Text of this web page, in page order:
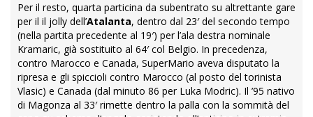
Per il resto, quarta particina da subentrato su altrettante gare
per il il jolly dell’Atalanta, dentro dal 23′ del secondo tempo
(nella partita precedente al 19′) per l’ala destra nominale
Kramaric, già sostituito al 64′ col Belgio. In precedenza,
contro Marocco e Canada, SuperMario aveva disputato la
ripresa e gli spiccioli contro Marocco (al posto del torinista
Vlasic) e Canada (dal minuto 86 per Luka Modric). Il ’95 nativo
di Magonza al 33′ rimette dentro la palla con la sommità del